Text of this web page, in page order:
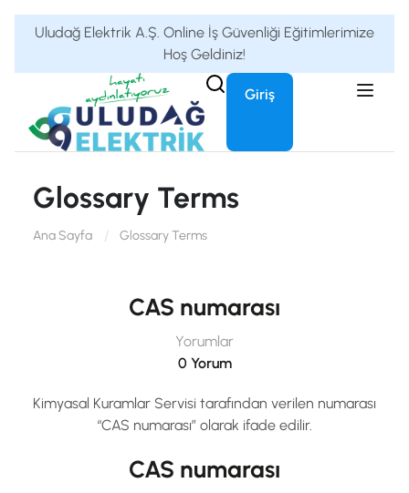
Uludağ Elektrik A.Ş. Online İş Güvenliği Eğitimlerimize
Hoş Geldiniz!
Giriş
Glossary Terms
Ana Sayfa Glossary Terms
CAS numarası
Yorumlar
0 Yorum
Kimyasal Kuramlar Servisi tarafından verilen numarası
“CAS numarası” olarak ifade edilir.
CAS numarası